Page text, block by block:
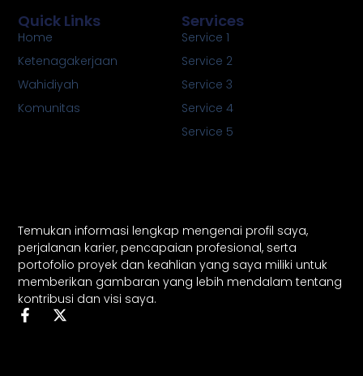
Temukan informasi lengkap mengenai profil saya,
perjalanan karier, pencapaian profesional, serta
portofolio proyek dan keahlian yang saya miliki untuk
memberikan gambaran yang lebih mendalam tentang
kontribusi dan visi saya.
Services
Service 1
Service 2
Service 3
Service 4
Service 5
Quick Links
Home
Ketenagakerjaan
Wahidiyah
Komunitas